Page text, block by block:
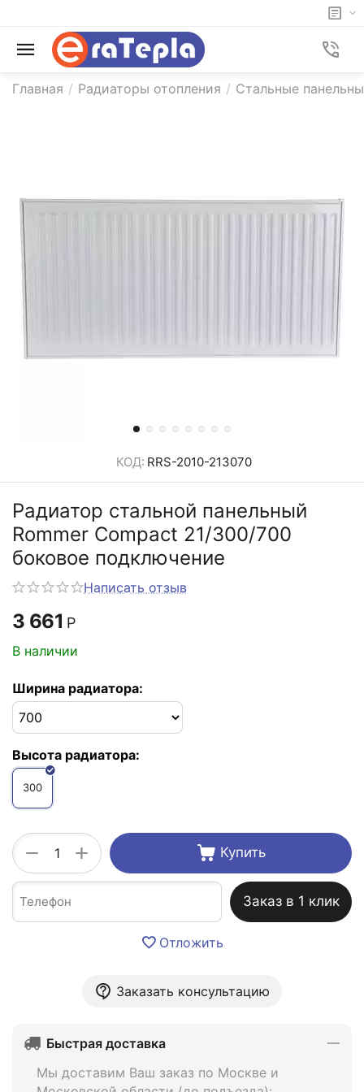
Главная / Радиаторы отопления / Стальные
КОД: RRS-2010-213070
Радиатор стальной панельный
Rommer Compact 21/300/700
боковое подключение
Написать отзыв
3 661 Р
В наличии
Ширина радиатора:
Высота радиатора:
300
+
− Купить
Заказ в 1 клик
Отложить
Заказать консультацию
Быстрая доставка
Мы доставим Ваш заказ по Москве и